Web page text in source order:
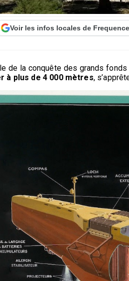
Voir les infos locales de
de la conquête des grands fonds
à plus de 4 000 mètres,